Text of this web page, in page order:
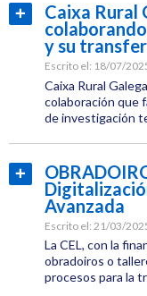
Jornadas
Innovación
Caixa Rural
y su
Escrito el: 18/07/
Caixa Rural
colaboración que
de investigación
Leer
más...
CEL
Institucional
Etiquetas:
Innovación
Avanzada
Escrito el: 21/03/
La CEL, con la
obradoiros o
procesos para la
Leer
más...